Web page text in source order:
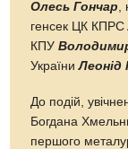
Олесь Гончар
генсек ЦК КПРС
КПУ
УкраїниЛеонід
До подій,
Богдана
першого